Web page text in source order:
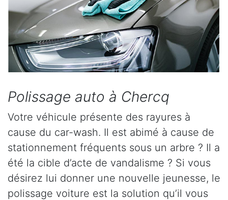
Polissage auto à Chercq
Votre véhicule présente des rayures à
cause du car-wash. Il est abimé à cause de
stationnement fréquents sous un arbre ? Il a
été la cible d’acte de vandalisme ? Si vous
désirez lui donner une nouvelle jeunesse, le
polissage voiture est la solution qu’il vous